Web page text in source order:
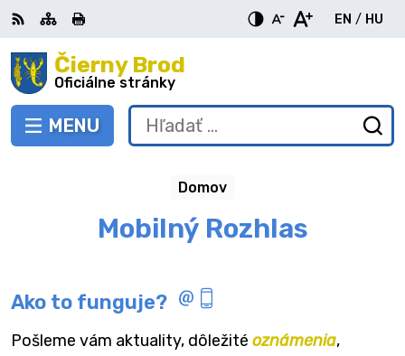
Preskočiť
na
obsah Čierny Brod
Oficiálne stránky
PREPNÚŤ
MENU
RSS MapaTlačiť
EN
English
/ HU
Hľadať:
Mobilný Rozhlas
Domov
Ako to funguje?
Pošleme vám aktuality, dôležité oznámenia,